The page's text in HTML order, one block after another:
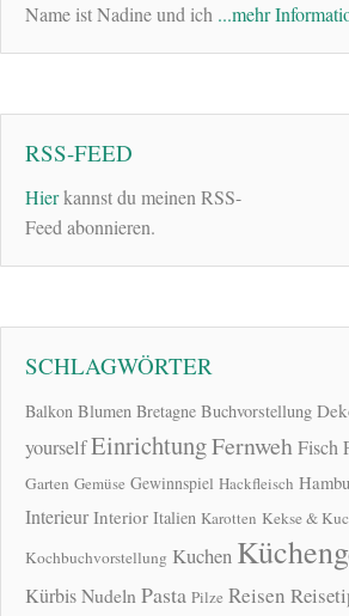
Name ist Nadine und ich ...mehr
RSS-FEED
Hierkannst du meinen RSS-
Feed abonnieren.
SCHLAGWÖRTER
Balkon Blumen Bretagne Buchvorstellung
yourselfEinrichtungFernwehFisch
Garten Gemüse Gewinnspiel Hackfleisch
Interieur Interior Italien Karotten Kekse &
Kochbuchvorstellung Kuchen
KürbisNudeln Pasta Pilze Reisen